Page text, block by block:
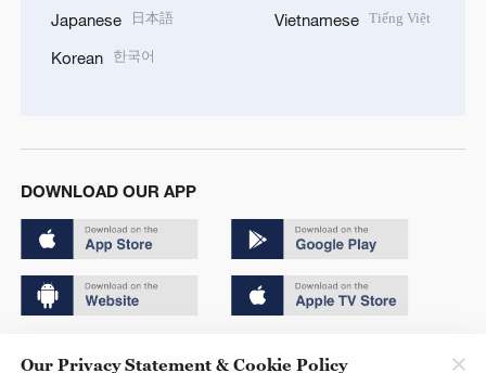
Japanese 日本語
Korean 한국어
Vietnamese Tiếng Việt
DOWNLOAD OUR APP
Our Privacy Statement & Cookie Policy